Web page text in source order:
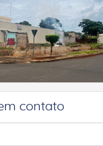
contato